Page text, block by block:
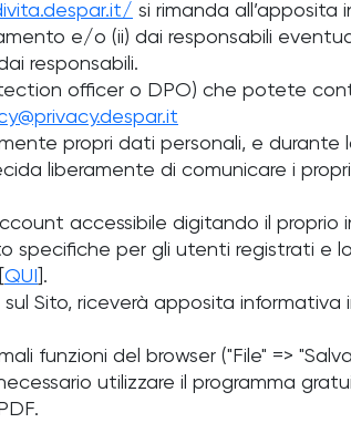
si rimanda all’apposita
e/o (ii) dai responsabili
responsabili.
officer o DPO) che potete
propri dati personali, e durante
liberamente di comunicare i
accessibile digitando il proprio
specifiche per gli utenti registrati
QUI
].
Sito, riceverà apposita
funzioni del browser ("File" =>
utilizzare il programma